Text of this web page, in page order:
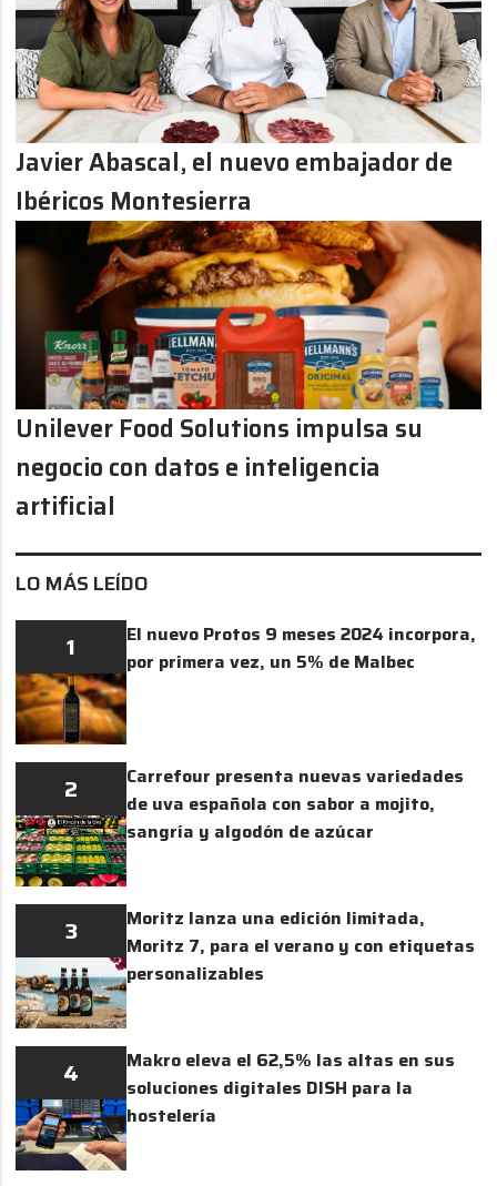
LO MÁS LEÍDO
1
El nuevo Protos 9 meses 2024 incorpora,
por primera vez, un 5% de Malbec
2
Carrefour presenta nuevas variedades
de uva española con sabor a mojito,
sangría y algodón de azúcar
3
Moritz lanza una edición limitada,
Moritz 7, para el verano y con etiquetas
personalizables
4
Makro eleva el 62,5% las altas en sus
soluciones digitales DISH para la
hostelería
Javier Abascal, el nuevo embajador de
Ibéricos Montesierra
Unilever Food Solutions impulsa su
negocio con datos e inteligencia
artificial